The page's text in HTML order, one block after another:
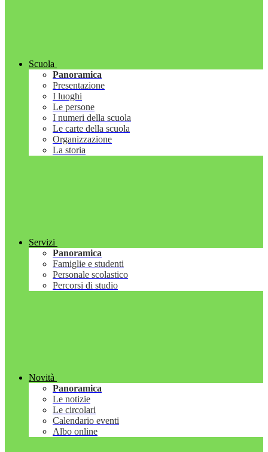
Scuola
Panoramica
Presentazione
I luoghi
Le persone
I numeri della scuola
Le carte della scuola
Organizzazione
La storia
Servizi
Panoramica
Famiglie e studenti
Personale scolastico
Percorsi di studio
Novità
Panoramica
Le notizie
Le circolari
Calendario eventi
Albo online